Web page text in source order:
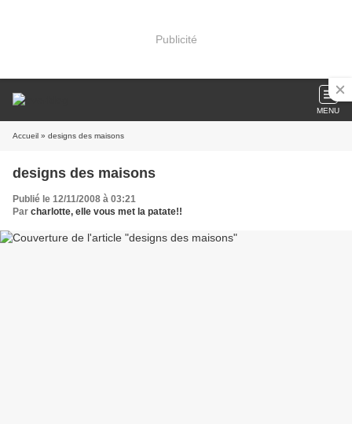
Publicité
MENU
Accueil » designs des maisons
designs des maisons
Publié le 12/11/2008 à 03:21
Par charlotte, elle vous met la patate!!